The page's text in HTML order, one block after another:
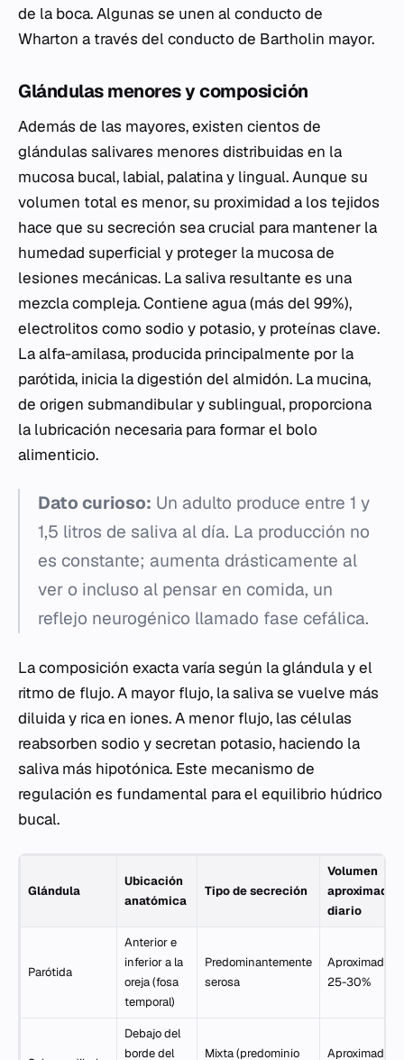
de la boca. Algunas se unen al conducto de
Wharton a través del conducto de Bartholin mayor.
Glándulas menores y composición
Además de las mayores, existen cientos de
glándulas salivares menores distribuidas en la
mucosa bucal, labial, palatina y lingual. Aunque su
volumen total es menor, su proximidad a los tejidos
hace que su secreción sea crucial para mantener la
humedad superficial y proteger la mucosa de
lesiones mecánicas. La saliva resultante es una
mezcla compleja. Contiene agua (más del 99%),
electrolitos como sodio y potasio, y proteínas clave.
La alfa-amilasa, producida principalmente por la
parótida, inicia la digestión del almidón. La mucina,
de origen submandibular y sublingual, proporciona
la lubricación necesaria para formar el bolo
alimenticio.
Dato curioso: Un adulto produce entre 1 y
1,5 litros de saliva al día. La producción no
es constante; aumenta drásticamente al
ver o incluso al pensar en comida, un
reflejo neurogénico llamado fase cefálica.
La composición exacta varía según la glándula y el
ritmo de flujo. A mayor flujo, la saliva se vuelve más
diluida y rica en iones. A menor flujo, las células
reabsorben sodio y secretan potasio, haciendo la
saliva más hipotónica. Este mecanismo de
regulación es fundamental para el equilibrio húdrico
bucal.
Glándula
Ubicación
anatómica
Tipo de secreción
Volumen
aproximado
diario
Parótida
Anterior e
inferior a la
oreja (fosa
temporal)
Predominantemente
serosa
25-30%
Debajo del
borde del
Mixta (predominio